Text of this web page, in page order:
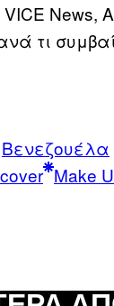
News,
τι
Βενεζουέλα
Make